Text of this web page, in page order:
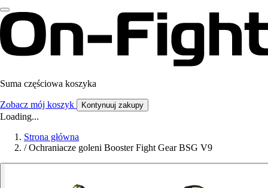
Suma częściowa koszyka
Zobacz mój koszyk Kontynuuj zakupy
Loading...
Strona główna
/ Ochraniacze goleni Booster Fight Gear BSG V9